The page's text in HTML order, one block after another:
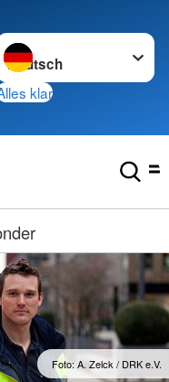
wechseln zu
klar
Foto: A. Zelck / DRK e.V.